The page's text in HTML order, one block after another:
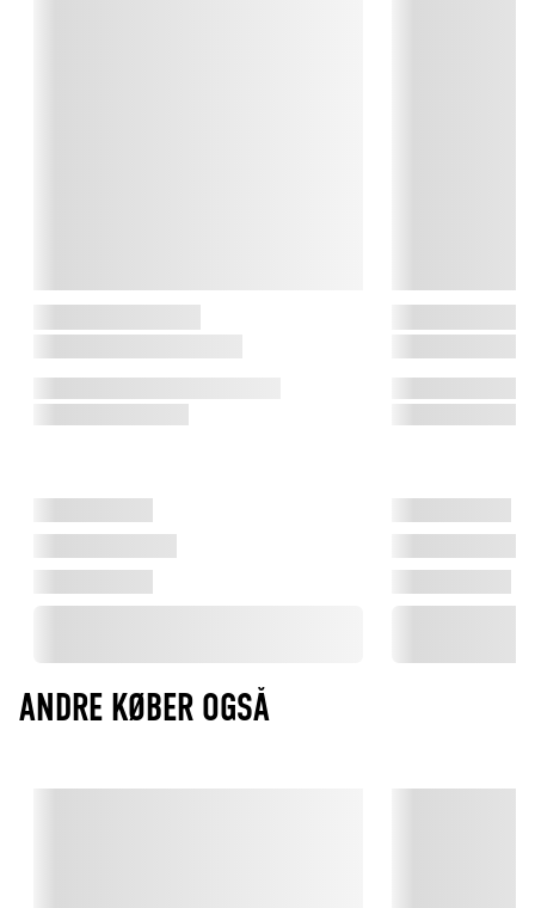
ANDRE KØBER OGSÅ